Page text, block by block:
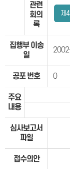
관련
회의
록
제
집행부 이송
일
공포 번호 0
주요
내용
심사보고서
파일
접수의안